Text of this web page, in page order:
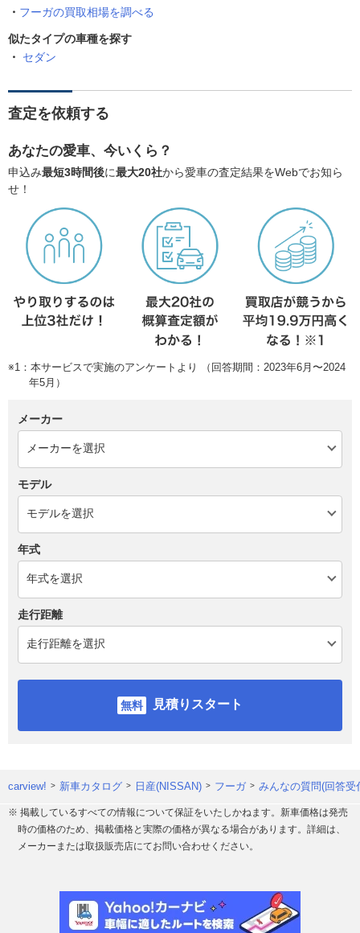
フーガの買取相場を調べる
似たタイプの車種を探す
セダン
査定を依頼する
あなたの愛車、今いくら？
申込み最短3時間後に最大20社から愛車の査定結果をWebでお知ら
せ！
※1：本サービスで実施のアンケートより （回答期間：2023年6月〜2024
年5月）
メーカー
モデル
年式
走行距離
見積りスタート
carview! 新車カタログ 日産(NISSAN) フーガ みんなの質問(回答受
※ 掲載しているすべての情報について保証をいたしかねます。新車価格は発売
時の価格のため、掲載価格と実際の価格が異なる場合があります。詳細は、
メーカーまたは取扱販売店にてお問い合わせください。